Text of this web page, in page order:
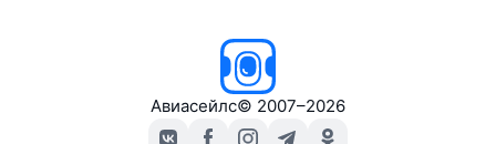
Авиасейлс© 2007–2026